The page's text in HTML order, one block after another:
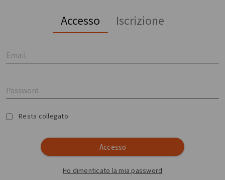
Accesso Iscrizione
Email
Password
Resta collegato
Accesso
Ho dimenticato la mia password